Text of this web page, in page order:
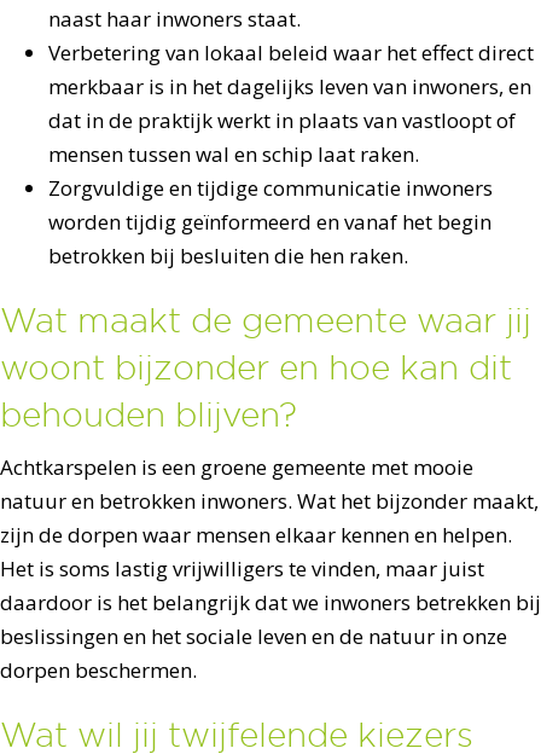
naast haar inwoners staat.
Verbetering van lokaal beleid waar het effect direct
merkbaar is in het dagelijks leven van inwoners, en
dat in de praktijk werkt in plaats van vastloopt of
mensen tussen wal en schip laat raken.
Zorgvuldige en tijdige communicatie inwoners
worden tijdig geïnformeerd en vanaf het begin
betrokken bij besluiten die hen raken.
Wat maakt de gemeente waar jij
woont bijzonder en hoe kan dit
behouden blijven?
Achtkarspelen is een groene gemeente met mooie
natuur en betrokken inwoners. Wat het bijzonder maakt,
zijn de dorpen waar mensen elkaar kennen en helpen.
Het is soms lastig vrijwilligers te vinden, maar juist
daardoor is het belangrijk dat we inwoners betrekken bij
beslissingen en het sociale leven en de natuur in onze
dorpen beschermen.
Wat wil jij twijfelende kiezers